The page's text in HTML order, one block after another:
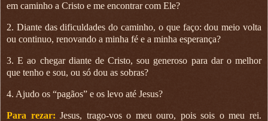
em caminho a Cristo e me encontrar com Ele?
2. Diante das dificuldades do caminho, o que faço: dou meio volta
ou continuo, renovando a minha fé e a minha esperança?
3. E ao chegar diante de Cristo, sou generoso para dar o melhor
que tenho e sou, ou só dou as sobras?
4. Ajudo os “pagãos” e os levo até Jesus?
Para rezar: Jesus, trago-vos o meu ouro, pois sois o meu rei.